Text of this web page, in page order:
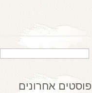
פוסטים אחרונים